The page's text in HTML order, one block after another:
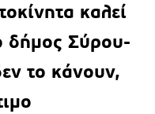
καλεί
δήμος Σύρου-
το κάνουν,